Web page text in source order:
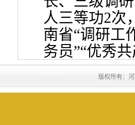
人三等功2次
南省“调研工
务员”“优秀
版权所有：